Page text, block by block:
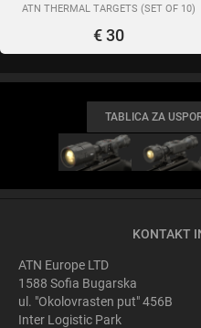
ATN THERMAL TARGETS (SET OF 10)
€ 30
TABLICA ZA
KONTAKT
ATN Europe LTD
1588 Sofia Bugarska
ul. "Okolovrasten put" 456B
Inter Logistic Park